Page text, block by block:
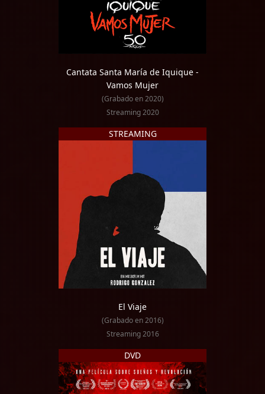
Cantata Santa María de Iquique -
Vamos Mujer
(Grabado en 2020)
Streaming 2020
STREAMING
El Viaje
(Grabado en 2016)
Streaming 2016
DVD